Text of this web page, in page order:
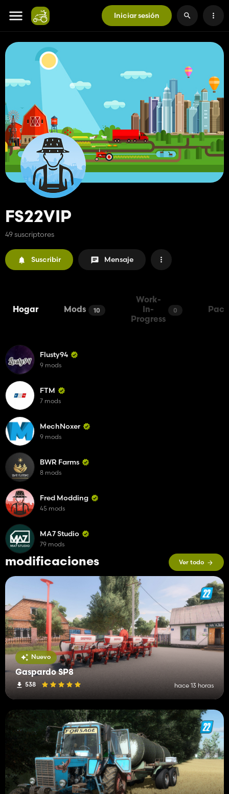
Iniciar sesión
FS22VIP
49 suscriptores
Suscribir Mensaje
Hogar Mods 10
Work-
In-
Progress
0
modificaciones Ver todo
Nuevo
Gaspardo SP8
538 hace 13 horas
Flusty94
9 mods
FTM
7 mods
MechNoxer
9 mods
BWR Farms
8 mods
Fred Modding
45 mods
MA7 Studio
79 mods